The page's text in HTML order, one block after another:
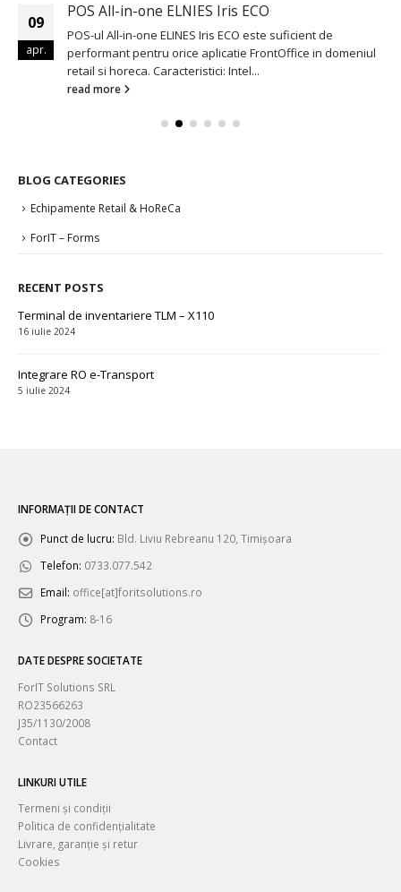
09
apr.
POS All-in-one ELNIES Iris ECO
POS-ul All-in-one ELINES Iris ECO este suficient de
performant pentru orice aplicatie FrontOffice in domeniul
retail si horeca. Caracteristici: Intel...
read more
BLOG CATEGORIES
Echipamente Retail & HoReCa
ForIT – Forms
RECENT POSTS
Terminal de inventariere TLM – X110
16 iulie 2024
Integrare RO e-Transport
5 iulie 2024
INFORMAȚII DE CONTACT
Punct de lucru: Bld. Liviu Rebreanu 120, Timișoara
Telefon: 0733.077.542
Email: office[at]foritsolutions.ro
Program: 8-16
DATE DESPRE SOCIETATE
ForIT Solutions SRL
RO23566263
J35/1130/2008
Contact
LINKURI UTILE
Termeni și condiții
Politica de confidențialitate
Livrare, garanție și retur
Cookies